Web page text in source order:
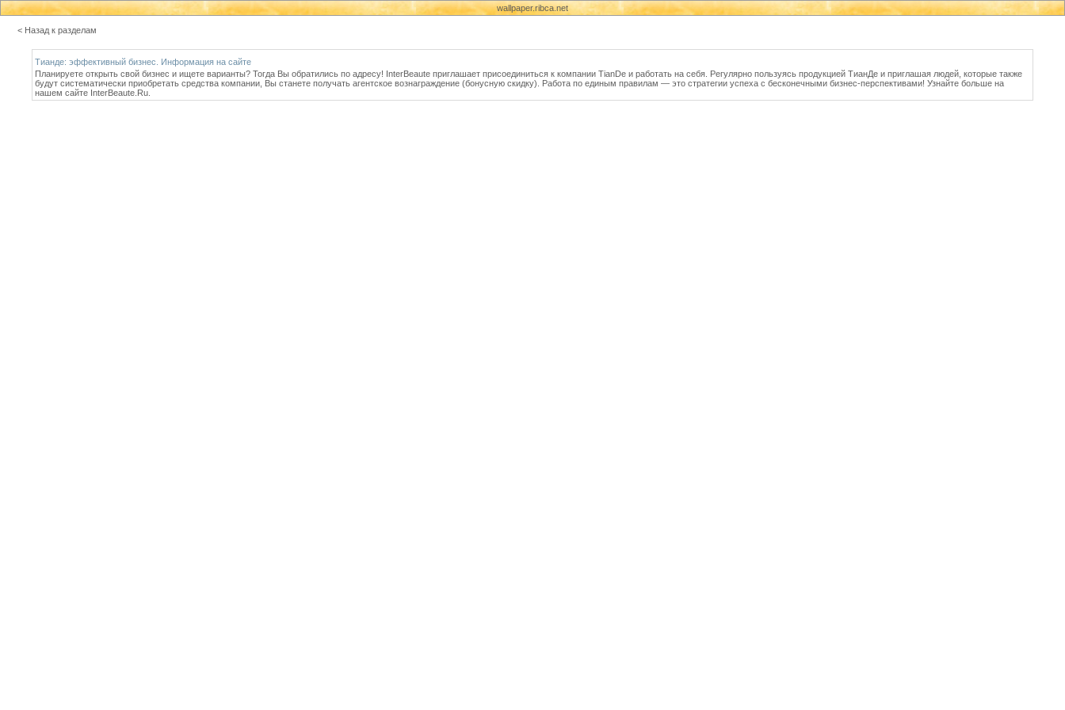
wallpaper.ribca.net
< Назад к разделам
Тианде: эффективный бизнес. Информация на сайте
Планируете открыть свой бизнес и ищете варианты? Тогда Вы обратились по адресу! InterBeaute приглашает присоединиться к компании TianDe и работать на себя. Регулярно пользуясь продукцией ТианДе и приглашая людей, которые также
будут систематически приобретать средства компании, Вы станете получать агентское вознаграждение (бонусную скидку). Работа по единым правилам — это стратегии успеха с бесконечными бизнес-перспективами! Узнайте больше на
нашем сайте InterBeaute.Ru.